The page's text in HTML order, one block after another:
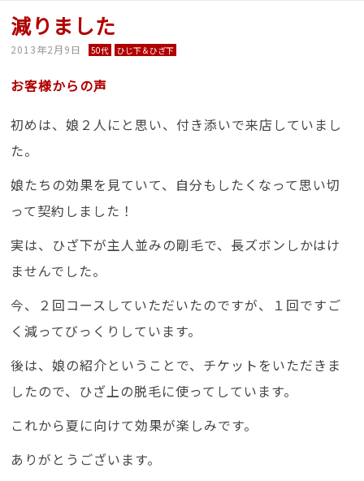
減りました
2013年2月9日 50代 ひじ下＆ひざ下
お客様からの声
初めは、娘２人にと思い、付き添いで来店していまし
た。
娘たちの効果を見ていて、自分もしたくなって思い切
って契約しました！
実は、ひざ下が主人並みの剛毛で、長ズボンしかはけ
ませんでした。
今、２回コースしていただいたのですが、１回ですご
く減ってびっくりしています。
後は、娘の紹介ということで、チケットをいただきま
したので、ひざ上の脱毛に使ってしています。
これから夏に向けて効果が楽しみです。
ありがとうございます。